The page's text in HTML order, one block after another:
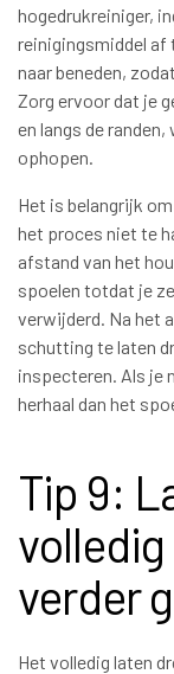
hogedrukreiniger,
reinigingsmiddel af
naar beneden,
Zorg ervoor dat je
en langs de
ophopen.
Het is belangrijk
het proces niet te
afstand van het
spoelen totdat je
verwijderd. Na het
schutting te laten
inspecteren. Als je
herhaal dan het
Tip 9:
verder
Het volledig laten